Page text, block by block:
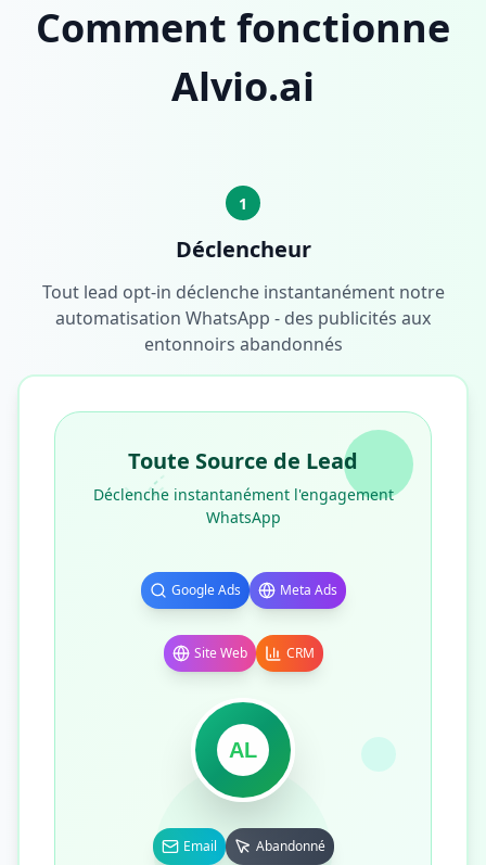
Comment fonctionne
Alvio.ai
1
Déclencheur
Tout lead opt-in déclenche instantanément notre
automatisation WhatsApp - des publicités aux
entonnoirs abandonnés
Toute Source de Lead
Déclenche instantanément l'engagement
WhatsApp
Google Ads Meta Ads
Site Web CRM
AL
Email Abandonné